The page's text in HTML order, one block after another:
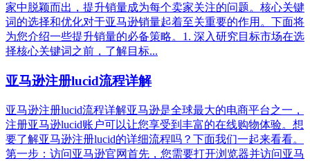
家中脱颖而出，提升销量成为每个卖家关注的问题。核心关键
词的选择和优化对于亚马逊销量起着至关重要的作用。下面将
为您介绍一些提升销量的必备策略。1. 深入研究目标市场在选
择核心关键词之前，了解目标...
亚马逊注册lucid流程详解
亚马逊注册lucid流程详解亚马逊是全球最大的电商平台之一，
注册亚马逊lucid账户可以让您享受到丰富的在线购物体验。想
要了解亚马逊注册lucid的详细流程吗？下面我们一起来看看。
第一步：访问亚马逊官网首先，您需要打开浏览器并访问亚马